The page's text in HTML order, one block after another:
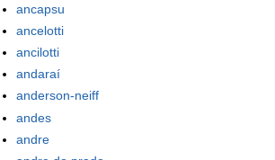
ancapsu
ancelotti
ancilotti
andaraí
anderson-neiff
andes
andre